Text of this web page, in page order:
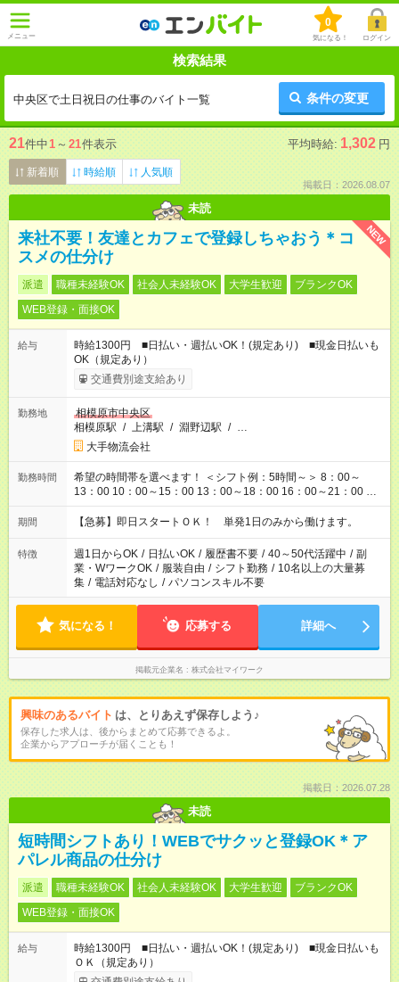
メニュー
0
気になる！ ログイン
検索結果
中央区で土日祝日の仕事のバイト一覧 条件の変更
21件中1 ～ 21件表示 平均時給: 1,302 円
新着順 時給順 人気順
掲載日：2026.08.07
未読
NEW
来社不要！友達とカフェで登録しちゃおう＊コ
スメの仕分け
派遣 職種未経験OK 社会人未経験OK 大学生歓迎
ブランクOK
WEB登録・面接OK
給与
時給1300円 ■日払い・週払いOK！(規定あり) ■現金日払いも
OK（規定あり）
交通費別途支給あり
勤務地
相模原市中央区
相模原駅 / 上溝駅 / 淵野辺駅 / …
大手物流会社
勤務時間
希望の時間帯を選べます！ ＜シフト例：5時間～＞ 8：00～
13：00 10：00～15：00 13：00～18：00 16：00～21：00 ＜
シフト例：8時間～＞ ・10：00～19：00 ・13：00～22：00 ・
22：00～翌6：00 など！是非ご希望をお聞かせください！
期間 【急募】即日スタートＯＫ！ 単発1日のみから働けます。
特徴 週1日からOK / 日払いOK / 履歴書不要 / 40～50代活躍中 / 副
業・WワークOK / 服装自由 / シフト勤務 / 10名以上の大量募
集 / 電話対応なし / パソコンスキル不要
気になる！ 応募する 詳細へ
掲載元企業名 株式会社マイワーク
興味のあるバイト は、とりあえず保存しよう♪
保存した求人は、後からまとめて応募できるよ。
企業からアプローチが届くことも！
掲載日：2026.07.28
未読
短時間シフトあり！WEBでサクッと登録OK＊ア
パレル商品の仕分け
派遣 職種未経験OK 社会人未経験OK 大学生歓迎
ブランクOK
WEB登録・面接OK
給与
時給1300円 ■日払い・週払いOK！(規定あり) ■現金日払いも
ＯＫ（規定あり）